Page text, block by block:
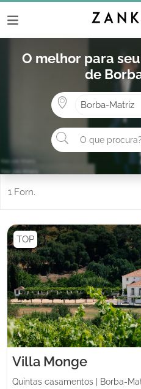
O melhor para
de
Borba-Matriz
1 Forn.
TOP
Villa Monge
Quintas casamentos Borba-